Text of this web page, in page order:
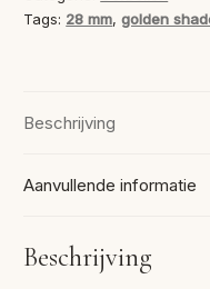
aantal
Tags: 28 mm,golden
Beschrijving
Aanvullende informatie
Beschrijving